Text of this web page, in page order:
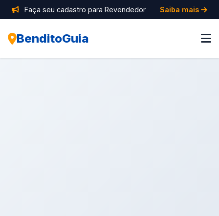
Faça seu cadastro para Revendedor Saiba mais
BenditoGuia